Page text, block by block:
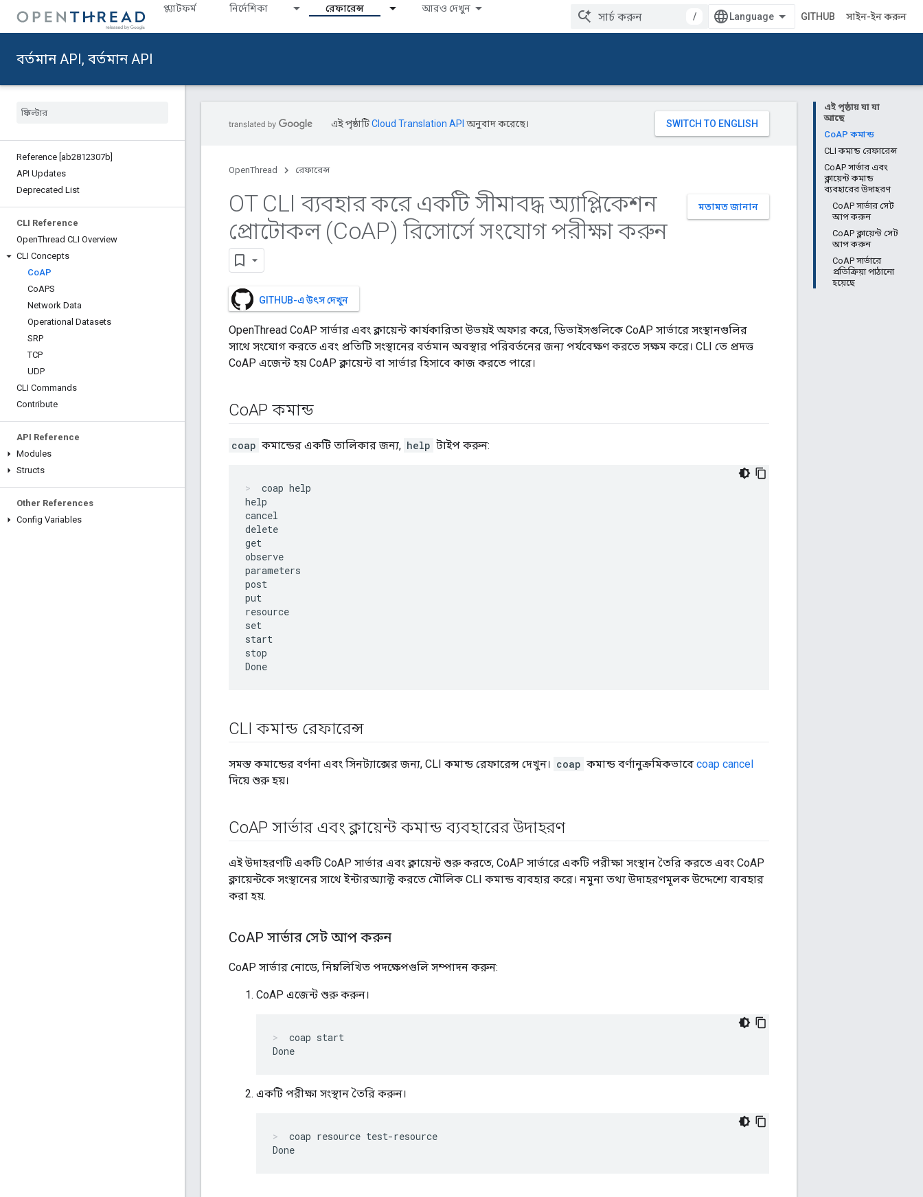
প্ল্যাটফর্ম নির্দেশিকা রেফারেন্স আরও দেখুন
/ GITHUB সাইন-ইন করুন
বর্তমান API, বর্তমান API
Reference [ab2812307b]
API Updates
Deprecated List
CLI Reference
OpenThread CLI Overview
CLI Concepts
CoAP
CoAPS
Network Data
Operational Datasets
SRP
TCP
UDP
CLI Commands
Contribute
API Reference
Modules
Structs
Other References
Config Variables
এই পৃষ্ঠায় যা যা
আছে
CoAP কমান্ড
CLI কমান্ড রেফারেন্স
CoAP সার্ভার এবং
ক্লায়েন্ট কমান্ড
ব্যবহারের উদাহরণ
CoAP সার্ভার সেট
আপ করুন
CoAP ক্লায়েন্ট সেট
আপ করুন
CoAP সার্ভারে
প্রতিক্রিয়া পাঠানো
হয়েছে
এই পৃষ্ঠাটিCloud Translation API অনুবাদ করেছে।
OpenThread রেফারেন্স
মতামত জানান
OT CLI ব্যবহার করে একটি সীমাবদ্ধ অ্যাপ্লিকেশন
প্রোটোকল (CoAP) রিসোর্সে সংযোগ পরীক্ষা করুন
GITHUB-এ উৎস দেখুন
OpenThread CoAP সার্ভার এবং ক্লায়েন্ট কার্যকারিতা উভয়ই অফার করে, ডিভাইসগুলিকে CoAP সার্ভারে সংস্থানগুলির
সাথে সংযোগ করতে এবং প্রতিটি সংস্থানের বর্তমান অবস্থার পরিবর্তনের জন্য পর্যবেক্ষণ করতে সক্ষম করে। CLI তে প্রদত্ত
CoAP এজেন্ট হয় CoAP ক্লায়েন্ট বা সার্ভার হিসাবে কাজ করতে পারে।
CoAP কমান্ড
coap কমান্ডের একটি তালিকার জন্য, help টাইপ করুন:
coap help
help
cancel
delete
get
observe
parameters
post
put
resource
set
start
stop
CLI কমান্ড রেফারেন্স
সমস্ত কমান্ডের বর্ণনা এবং সিনট্যাক্সের জন্য, CLI কমান্ড রেফারেন্স দেখুন। coap কমান্ড বর্ণানুক্রমিকভাবে coap cancel
দিয়ে শুরু হয়।
CoAP সার্ভার এবং ক্লায়েন্ট কমান্ড ব্যবহারের উদাহরণ
এই উদাহরণটি একটি CoAP সার্ভার এবং ক্লায়েন্ট শুরু করতে, CoAP সার্ভারে একটি পরীক্ষা সংস্থান তৈরি করতে এবং CoAP
ক্লায়েন্টকে সংস্থানের সাথে ইন্টারঅ্যাক্ট করতে মৌলিক CLI কমান্ড ব্যবহার করে। নমুনা তথ্য উদাহরণমূলক উদ্দেশ্যে ব্যবহার
করা হয়.
CoAP সার্ভার সেট আপ করুন
CoAP সার্ভার নোডে, নিম্নলিখিত পদক্ষেপগুলি সম্পাদন করুন:
CoAP এজেন্ট শুরু করুন।
coap start
একটি পরীক্ষা সংস্থান তৈরি করুন।
coap resource test-resource